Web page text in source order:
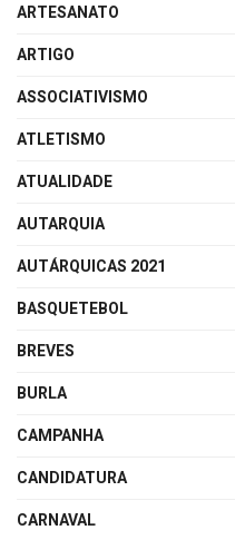
ARTESANATO
ARTIGO
ASSOCIATIVISMO
ATLETISMO
ATUALIDADE
AUTARQUIA
AUTÁRQUICAS 2021
BASQUETEBOL
BREVES
BURLA
CAMPANHA
CANDIDATURA
CARNAVAL